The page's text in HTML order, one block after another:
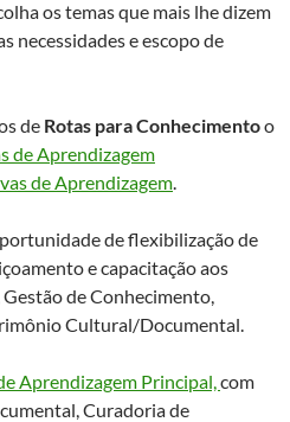
os temas que mais lhe dizem
necessidades e escopo de
de Rotas para Conhecimentoo
de Aprendizagem
de Aprendizagem.
de flexibilização de
e capacitação aos
de Conhecimento,
Cultural/Documental.
Aprendizagem Principal,com
Curadoria de